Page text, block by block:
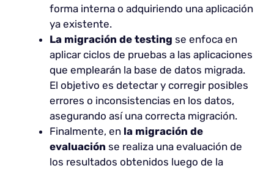
forma interna o adquiriendo una aplicación
ya existente.
La migración de testing se enfoca en
aplicar ciclos de pruebas a las aplicaciones
que emplearán la base de datos migrada.
El objetivo es detectar y corregir posibles
errores o inconsistencias en los datos,
asegurando así una correcta migración.
Finalmente, en la migración de
evaluación se realiza una evaluación de
los resultados obtenidos luego de la